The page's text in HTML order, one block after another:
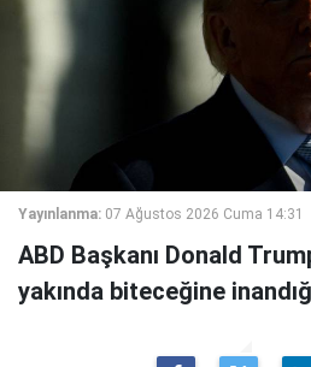
Yayınlanma: 07 Ağustos 2026 Cuma 14:31
ABD Başkanı Donald
yakında biteceğine